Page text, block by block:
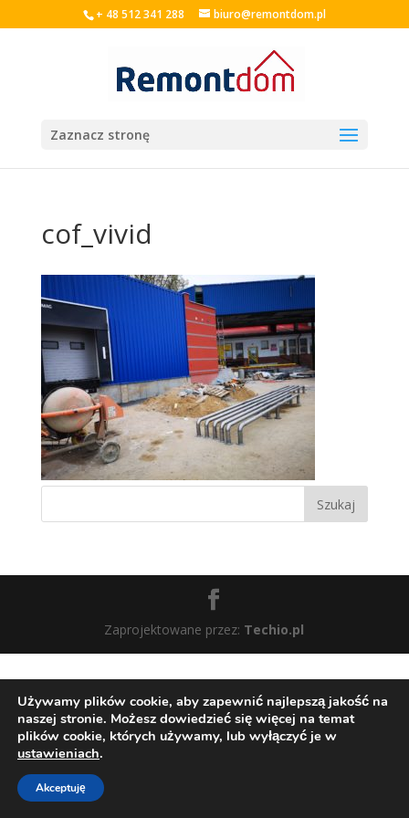
+ 48 512 341 288 biuro@remontdom.pl
Zaznacz stronę
cof_vivid
Zaprojektowane przez: Techio.pl
Używamy plików cookie, aby zapewnić najlepszą jakość na
naszej stronie. Możesz dowiedzieć się więcej na temat
plików cookie, których używamy, lub wyłączyć je w
ustawieniach.
Akceptuję